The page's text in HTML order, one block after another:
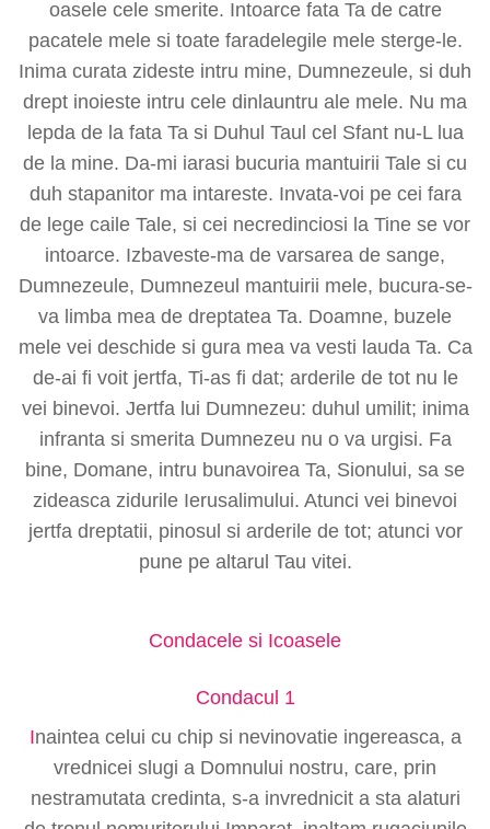
oasele cele smerite. Intoarce fata Ta de catre
pacatele mele si toate faradelegile mele sterge-le.
Inima curata zideste intru mine, Dumnezeule, si duh
drept inoieste intru cele dinlauntru ale mele. Nu ma
lepda de la fata Ta si Duhul Taul cel Sfant nu-L lua
de la mine. Da-mi iarasi bucuria mantuirii Tale si cu
duh stapanitor ma intareste. Invata-voi pe cei fara
de lege caile Tale, si cei necredinciosi la Tine se vor
intoarce. Izbaveste-ma de varsarea de sange,
Dumnezeule, Dumnezeul mantuirii mele, bucura-se-
va limba mea de dreptatea Ta. Doamne, buzele
mele vei deschide si gura mea va vesti lauda Ta. Ca
de-ai fi voit jertfa, Ti-as fi dat; arderile de tot nu le
vei binevoi. Jertfa lui Dumnezeu: duhul umilit; inima
infranta si smerita Dumnezeu nu o va urgisi. Fa
bine, Domane, intru bunavoirea Ta, Sionului, sa se
zideasca zidurile Ierusalimului. Atunci vei binevoi
jertfa dreptatii, pinosul si arderile de tot; atunci vor
pune pe altarul Tau vitei.
Condacele si Icoasele
Condacul 1
Inaintea celui cu chip si nevinovatie ingereasca, a
vrednicei slugi a Domnului nostru, care, prin
nestramutata credinta, s-a invrednicit a sta alaturi